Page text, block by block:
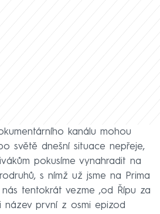
kanálu mohou
světě dnešní situace nepřeje,
pokusíme vynahradit na
s nímž už jsme na Prima
tentokrát vezme ‚od Řípu za
název první z osmi epizod